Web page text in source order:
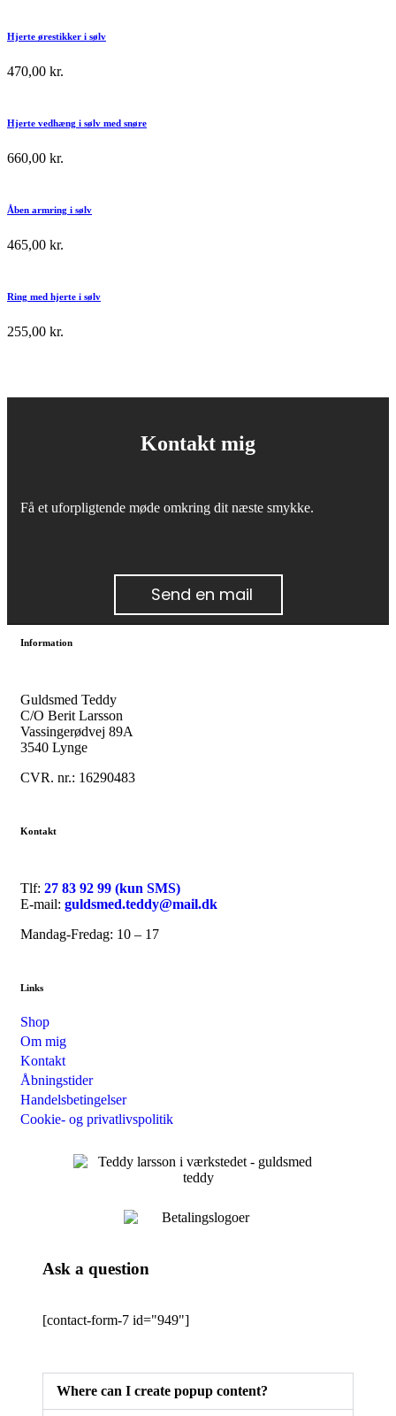
Hjerte ørestikker i sølv
470,00 kr.
Hjerte vedhæng i sølv med snøre
660,00 kr.
Åben armring i sølv
465,00 kr.
Ring med hjerte i sølv
255,00 kr.
Kontakt mig
Få et uforpligtende møde omkring dit næste smykke.
Send en mail
Information
Guldsmed Teddy
C/O Berit Larsson
Vassingerødvej 89A
3540 Lynge
CVR. nr.: 16290483
Kontakt
Tlf: 27 83 92 99 (kun SMS)
E-mail: guldsmed.teddy@mail.dk
Mandag-Fredag: 10 – 17
Links
Shop
Om mig
Kontakt
Åbningstider
Handelsbetingelser
Cookie- og privatlivspolitik
Ask a question
[contact-form-7 id="949"]
Where can I create popup content?